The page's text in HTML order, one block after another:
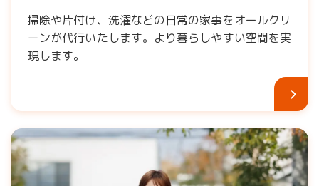
掃除や片付け、洗濯などの日常の家事をオールクリ
ーンが代行いたします。より暮らしやすい空間を実
現します。